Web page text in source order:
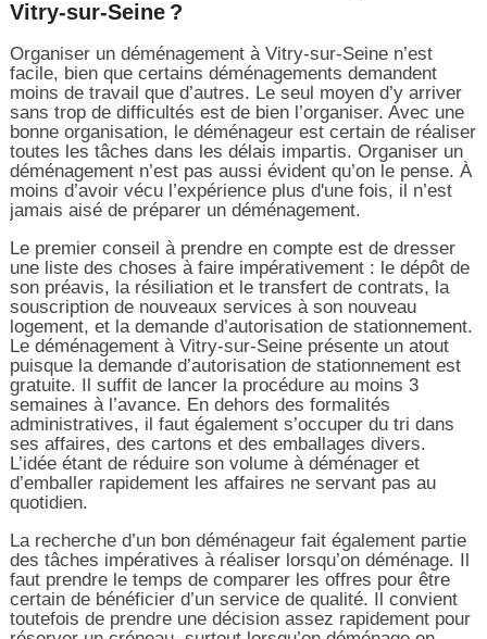
Vitry-sur-Seine ?
Organiser un déménagement à Vitry-sur-Seine n’est
facile, bien que certains déménagements demandent
moins de travail que d’autres. Le seul moyen d’y arriver
sans trop de difficultés est de bien l’organiser. Avec une
bonne organisation, le déménageur est certain de réaliser
toutes les tâches dans les délais impartis. Organiser un
déménagement n’est pas aussi évident qu’on le pense. À
moins d’avoir vécu l’expérience plus d'une fois, il n’est
jamais aisé de préparer un déménagement.
Le premier conseil à prendre en compte est de dresser
une liste des choses à faire impérativement : le dépôt de
son préavis, la résiliation et le transfert de contrats, la
souscription de nouveaux services à son nouveau
logement, et la demande d’autorisation de stationnement.
Le déménagement à Vitry-sur-Seine présente un atout
puisque la demande d’autorisation de stationnement est
gratuite. Il suffit de lancer la procédure au moins 3
semaines à l’avance. En dehors des formalités
administratives, il faut également s’occuper du tri dans
ses affaires, des cartons et des emballages divers.
L’idée étant de réduire son volume à déménager et
d’emballer rapidement les affaires ne servant pas au
quotidien.
La recherche d’un bon déménageur fait également partie
des tâches impératives à réaliser lorsqu’on déménage. Il
faut prendre le temps de comparer les offres pour être
certain de bénéficier d’un service de qualité. Il convient
toutefois de prendre une décision assez rapidement pour